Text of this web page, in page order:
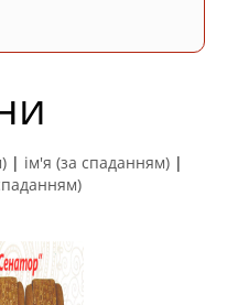
| ім'я (за спаданням) |